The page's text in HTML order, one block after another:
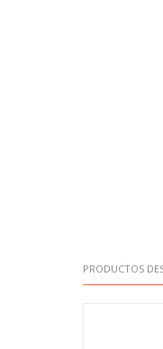
PRODUCTOS